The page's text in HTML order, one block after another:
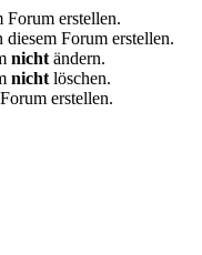
Forum erstellen.
Forum erstellen.
nicht ändern.
nicht löschen.
erstellen.